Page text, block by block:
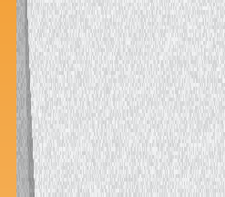
Downloads
Área Científica
S.I.N. OnBoard
Onde estamos
Nossas iniciativas